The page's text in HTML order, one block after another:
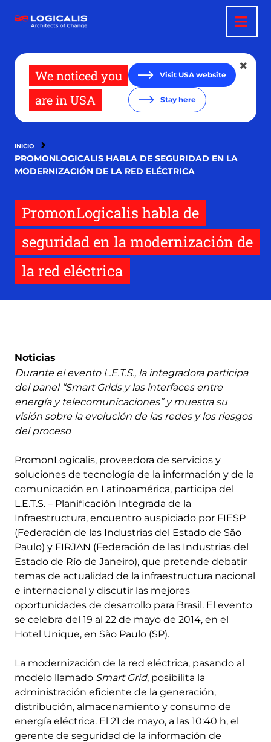
contenido
We noticed you
are in USA
Visit USA website
Stay here
INICIO
PROMONLOGICALIS HABLA DE SEGURIDAD EN LA
MODERNIZACIÓN DE LA RED ELÉCTRICA
PromonLogicalis habla de
seguridad en la modernización de
la red eléctrica
Noticias
Durante el evento L.E.T.S., la integradora participa
del panel “Smart Grids y las interfaces entre
energía y telecomunicaciones” y muestra su
visión sobre la evolución de las redes y los riesgos
del proceso
PromonLogicalis, proveedora de servicios y
soluciones de tecnología de la información y de la
comunicación en Latinoamérica, participa del
L.E.T.S. – Planificación Integrada de la
Infraestructura, encuentro auspiciado por FIESP
(Federación de las Industrias del Estado de São
Paulo) y FIRJAN (Federación de las Industrias del
Estado de Río de Janeiro), que pretende debatir
temas de actualidad de la infraestructura nacional
e internacional y discutir las mejores
oportunidades de desarrollo para Brasil. El evento
se celebra del 19 al 22 de mayo de 2014, en el
Hotel Unique, en São Paulo (SP).
La modernización de la red eléctrica, pasando al
modelo llamado Smart Grid, posibilita la
administración eficiente de la generación,
distribución, almacenamiento y consumo de
energía eléctrica. El 21 de mayo, a las 10:40 h, el
gerente de seguridad de la información de